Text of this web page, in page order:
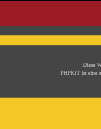
Diese
PHPKIT ist eine